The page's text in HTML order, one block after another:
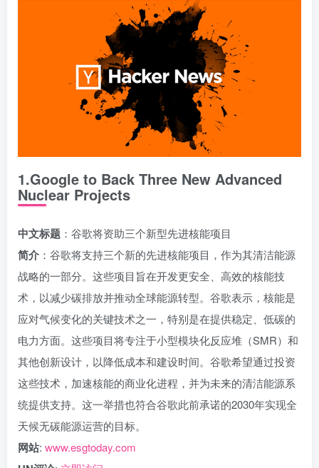
1.Google to Back Three New Advanced
Nuclear Projects
中文标题 ：谷歌将资助三个新型先进核能项目
简介 ：谷歌将支持三个新的先进核能项目，作为其清洁能源
战略的一部分。这些项目旨在开发更安全、高效的核能技
术，以减少碳排放并推动全球能源转型。谷歌表示，核能是
应对气候变化的关键技术之一，特别是在提供稳定、低碳的
电力方面。这些项目将专注于小型模块化反应堆（SMR）和
其他创新设计，以降低成本和建设时间。谷歌希望通过投资
这些技术，加速核能的商业化进程，并为未来的清洁能源系
统提供支持。这一举措也符合谷歌此前承诺的2030年实现全
天候无碳能源运营的目标。
网站: www.esgtoday.com